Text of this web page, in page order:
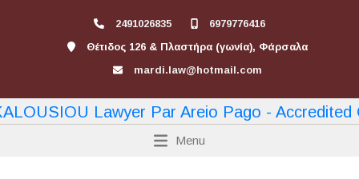
2491026835
6979776416
Θέτιδος 126 & Πλαστήρα (γωνία), Φάρσαλα
mardi.law@hotmail.com
Menu